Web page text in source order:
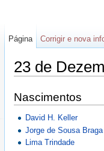
23 de
Nascimentos
David H. Keller
Jorge de Sousa Braga
Lima Trindade
Página Corrigir e nova